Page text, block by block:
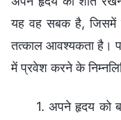
यह वह सबक है, जिसमें
तत्काल आवश्यकता है।
में प्रवेश करने के
1. अपने हृदय को